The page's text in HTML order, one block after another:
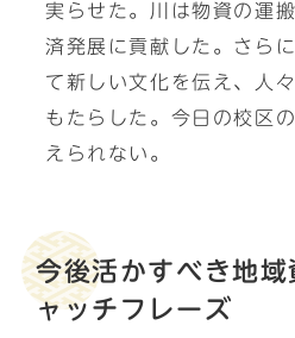
実らせた。川は物資の運
済発展に貢献した。さら
て新しい文化を伝え、人
もたらした。今日の校区
えられない。
今後活かすべき地
ャッチフレーズ